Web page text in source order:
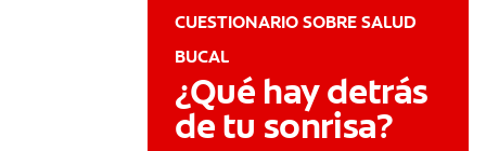
CUESTIONARIO SOBRE SALUD
BUCAL
¿Qué hay detrás
de tu sonrisa?